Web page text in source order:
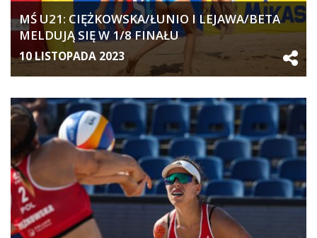
MŚ U21: CIĘŻKOWSKA/ŁUNIO I LEJAWA/BETA
MELDUJĄ SIĘ W 1/8 FINAŁU
10 LISTOPADA 2023